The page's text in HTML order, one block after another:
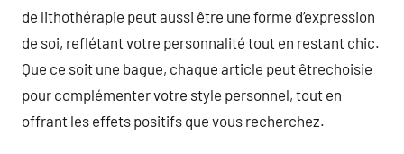
de lithothérapie peut aussi être une forme d’expression
de soi, reflétant votre personnalité tout en restant chic.
Que ce soit une bague, chaque article peut êtrechoisie
pour complémenter votre style personnel, tout en
offrant les effets positifs que vous recherchez.